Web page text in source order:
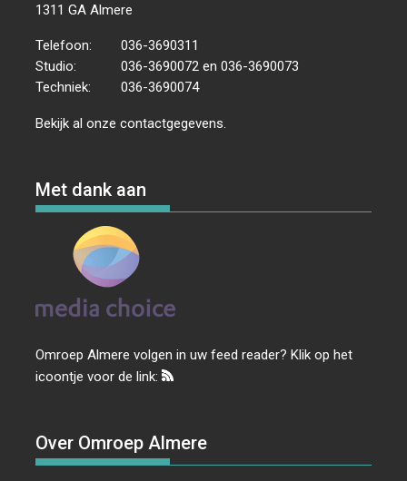
1311 GA Almere
Telefoon:
036-3690311
Studio:
036-3690072 en 036-3690073
Techniek:
036-3690074
Bekijk al onzecontactgegevens
Met dank aan
Omroep Almere volgen in uw feed reader? Klik op het
icoontje voor de link:
Over Omroep Almere